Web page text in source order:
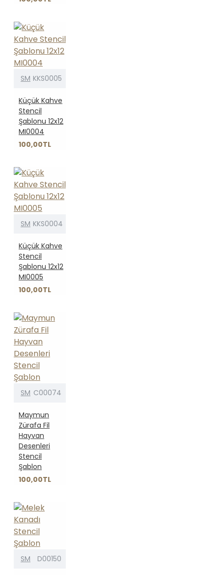
SM KKS0005
Küçük Kahve
Stencil
Şablonu 12x12
MI0004
100,00TL
SM KKS0004
Küçük Kahve
Stencil
Şablonu 12x12
MI0005
100,00TL
SM C00074
Maymun
Zürafa Fil
Hayvan
Desenleri
Stencil
Şablon
100,00TL
SM D00150